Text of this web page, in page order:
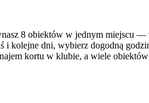
8 obiektów w jednym
kolejne dni, wybierz dogodną
kortu w klubie, a wiele